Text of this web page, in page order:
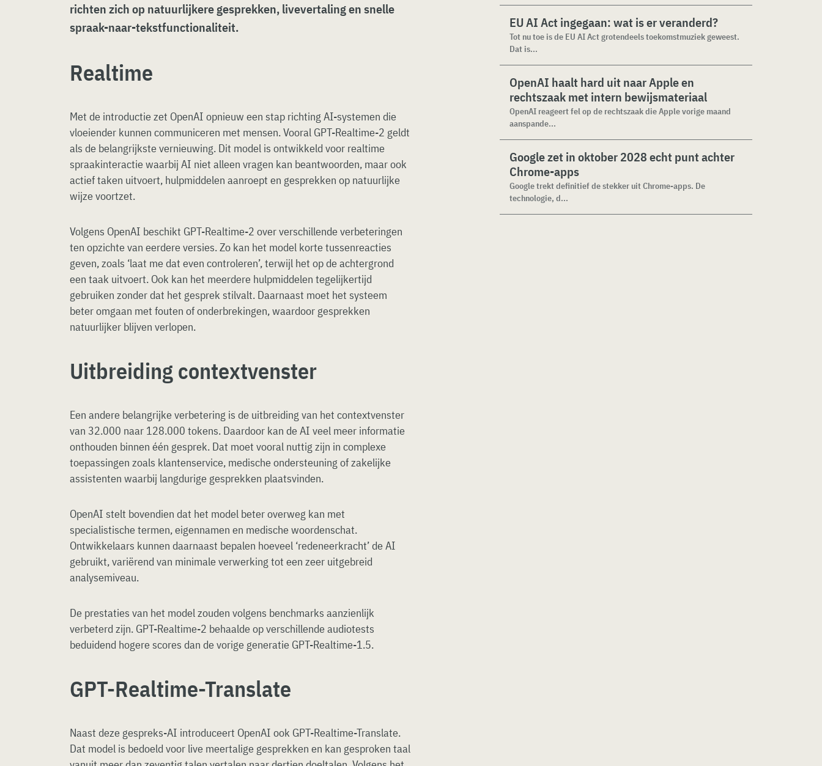
richten zich op natuurlijkere gesprekken, livevertaling en snelle
spraak-naar-tekstfunctionaliteit.
Realtime
Met de introductie zet OpenAI opnieuw een stap richting AI-systemen die
vloeiender kunnen communiceren met mensen. Vooral GPT-Realtime-2 geldt
als de belangrijkste vernieuwing. Dit model is ontwikkeld voor realtime
spraakinteractie waarbij AI niet alleen vragen kan beantwoorden, maar ook
actief taken uitvoert, hulpmiddelen aanroept en gesprekken op natuurlijke
wijze voortzet.
Volgens OpenAI beschikt GPT-Realtime-2 over verschillende verbeteringen
ten opzichte van eerdere versies. Zo kan het model korte tussenreacties
geven, zoals ‘laat me dat even controleren’, terwijl het op de achtergrond
een taak uitvoert. Ook kan het meerdere hulpmiddelen tegelijkertijd
gebruiken zonder dat het gesprek stilvalt. Daarnaast moet het systeem
beter omgaan met fouten of onderbrekingen, waardoor gesprekken
natuurlijker blijven verlopen.
Uitbreiding contextvenster
Een andere belangrijke verbetering is de uitbreiding van het contextvenster
van 32.000 naar 128.000 tokens. Daardoor kan de AI veel meer informatie
onthouden binnen één gesprek. Dat moet vooral nuttig zijn in complexe
toepassingen zoals klantenservice, medische ondersteuning of zakelijke
assistenten waarbij langdurige gesprekken plaatsvinden.
OpenAI stelt bovendien dat het model beter overweg kan met
specialistische termen, eigennamen en medische woordenschat.
Ontwikkelaars kunnen daarnaast bepalen hoeveel ‘redeneerkracht’ de AI
gebruikt, variërend van minimale verwerking tot een zeer uitgebreid
analysemiveau.
De prestaties van het model zouden volgens benchmarks aanzienlijk
verbeterd zijn. GPT-Realtime-2 behaalde op verschillende audiotests
beduidend hogere scores dan de vorige generatie GPT-Realtime-1.5.
GPT-Realtime-Translate
Naast deze gespreks-AI introduceert OpenAI ook GPT-Realtime-Translate.
Dat model is bedoeld voor live meertalige gesprekken en kan gesproken taal
EU AI Act ingegaan: wat is er veranderd?
Tot nu toe is de EU AI Act grotendeels toekomstmuziek geweest.
Dat is...
OpenAI haalt hard uit naar Apple en
rechtszaak met intern bewijsmateriaal
OpenAI reageert fel op de rechtszaak die Apple vorige maand
aanspande...
Google zet in oktober 2028 echt punt achter
Chrome-apps
Google trekt definitief de stekker uit Chrome-apps. De
technologie, d...